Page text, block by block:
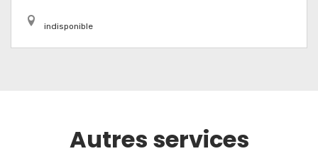
indisponible
Autres services